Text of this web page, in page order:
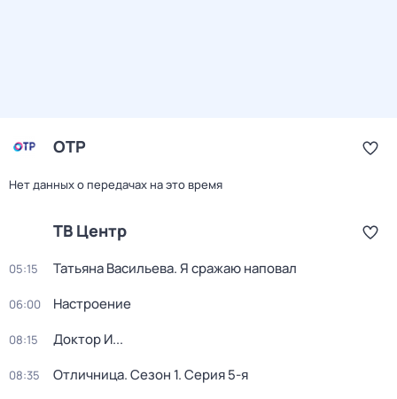
ОТР
Нет данных о передачах на это время
ТВ Центр
05:15 Татьяна Васильева. Я сражаю наповал
06:00 Настроение
08:15 Доктор И...
08:35 Отличница. Сезон 1. Серия 5-я